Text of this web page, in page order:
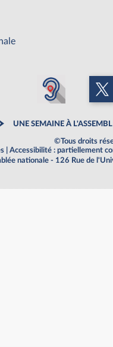
UNE SEMAINE À
©Tous droits
Accessibilité : partiellement
nationale - 126 Rue de